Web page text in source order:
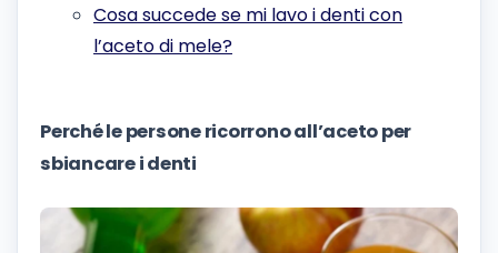
Cosa succede se mi lavo i denti con
l’aceto di mele?
Perché le persone ricorrono all’aceto per
sbiancare i denti